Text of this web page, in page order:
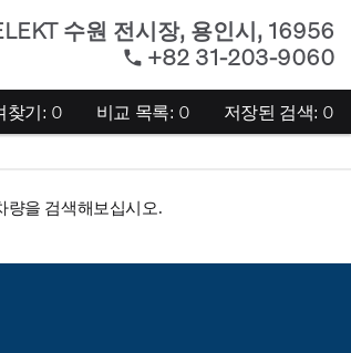
수원 전시장, 용인시, 16956
+82 31-203-9060
찾기: 0 비교 목록: 0 저장된 검색: 0
량을 검색해보십시오.